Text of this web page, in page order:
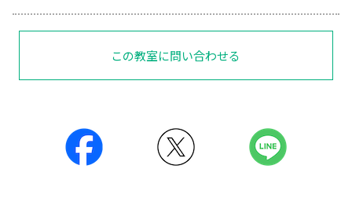
この教室に問い合わせる